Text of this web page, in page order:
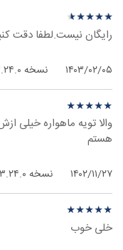
نظر درباره ‫AVG Antivirus - اندروید
★★★★★
★
★
★
★
★
رایگان نیست.لطفا دقت
۱۴۰۳/۰۲/۰۵ نسخه ۲۳.۲۴.۰
نظر درباره ‫AVG Antivirus - اندروید★★★★★
★
★
★
★
★
والا تویه ماهواره خیلی
هستم
۱۴۰۲/۱۱/۲۷ نسخه ۲۳.۲۴.۰
نظر درباره ‫AVG Antivirus - اندروید★★★★★
★
★
★
★
★
خلی خوب